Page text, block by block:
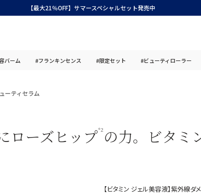
【最大21％OFF】サマースペシャルセット発売中
バーム #フランキンセンス #限定セット #ビューティローラー
ーティセラム
ローズヒップ*2 の力。ビタミ
【ビタミン ジェル美容液】紫外線ダ